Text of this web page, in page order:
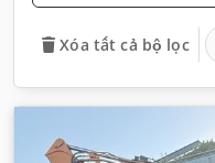
Xóa tất cả bộ lọc